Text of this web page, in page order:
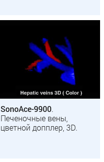
SonoAce-9900.
Печеночные вены,
цветной допплер, 3D.